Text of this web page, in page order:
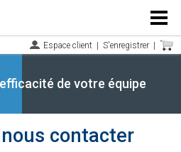
Menu
Espace client S'enregistrer
de votre équipe
contacter